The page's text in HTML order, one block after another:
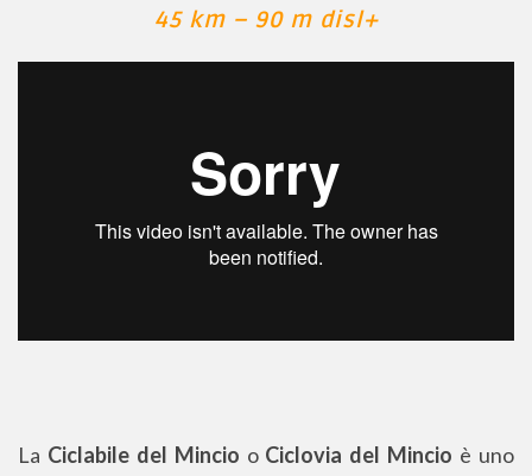
45 km – 90 m disl+
La Ciclabile del Mincio o Ciclovia del Mincio è uno